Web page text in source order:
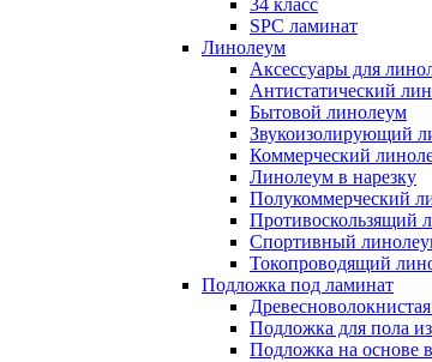
34 класс
SPC ламинат
Линолеум
Аксессуары для
Антистатический
Бытовой линолеум
Звукоизолирующий
Коммерческий
Линолеум в нарезку
Полукоммерческий
Противоскользящий
Спортивный
Токопроводящий
Подложка под ламинат
Подложка для пола
Подложка на основе